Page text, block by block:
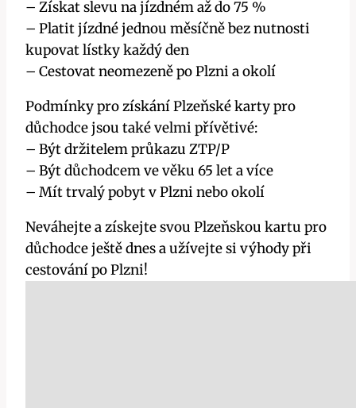
– Získat slevu na jízdném až do 75 %
– Platit jízdné jednou měsíčně bez nutnosti
kupovat lístky každý den
– Cestovat neomezeně po Plzni a okolí
Podmínky pro získání Plzeňské karty pro
důchodce jsou také velmi přívětivé:
– Být držitelem průkazu ZTP/P
– Být důchodcem ve věku 65 let a více
– Mít trvalý pobyt v Plzni nebo okolí
Neváhejte a získejte svou Plzeňskou kartu pro
důchodce ještě dnes a užívejte si výhody při
cestování po Plzni!